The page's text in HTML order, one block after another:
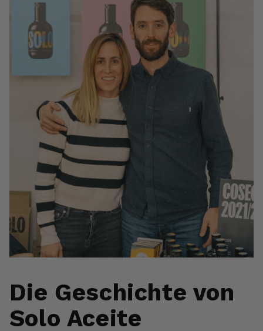
Die Geschichte von
Solo Aceite